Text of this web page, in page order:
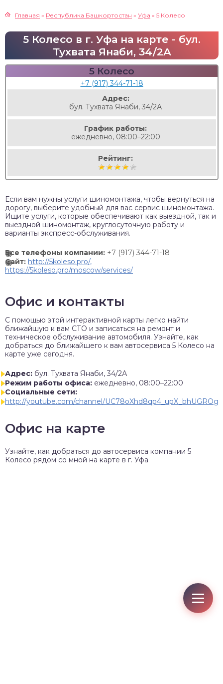
Главная » Республика Башкортостан » Уфа » 5 Колесо
5 Колесо в г. Уфа на карте - бул.
Тухвата Янаби, 34/2А
5 Колесо
+7 (917) 344-71-18
Адрес:
бул. Тухвата Янаби, 34/2А
График работы:
ежедневно, 08:00–22:00
Рейтинг:
Если вам нужны услуги шиномонтажа, чтобы вернуться на
дорогу, выберите удобный для вас сервис шиномонтажа.
Ищите услуги, которые обеспечивают как выездной, так и
выездной шиномонтаж, круглосуточную работу и
варианты экспресс-обслуживания.
Все телефоны компании: +7 (917) 344-71-18
Сайт: http://5koleso.pro/,
https://5koleso.pro/moscow/services/
Офис и контакты
C помощью этой интерактивной карты легко найти
ближайшую к вам СТО и записаться на ремонт и
техническое обслуживание автомобиля. Узнайте, как
добраться до ближайшего к вам автосервиса 5 Колесо на
карте уже сегодня.
Адрес: бул. Тухвата Янаби, 34/2А
Режим работы офиса: ежедневно, 08:00–22:00
Социальные сети:
http://youtube.com/channel/UC78oXhd8qp4_upX_bhUGROg
Офис на карте
Узнайте, как добраться до автосервиса компании 5
Колесо рядом со мной на карте в г. Уфа